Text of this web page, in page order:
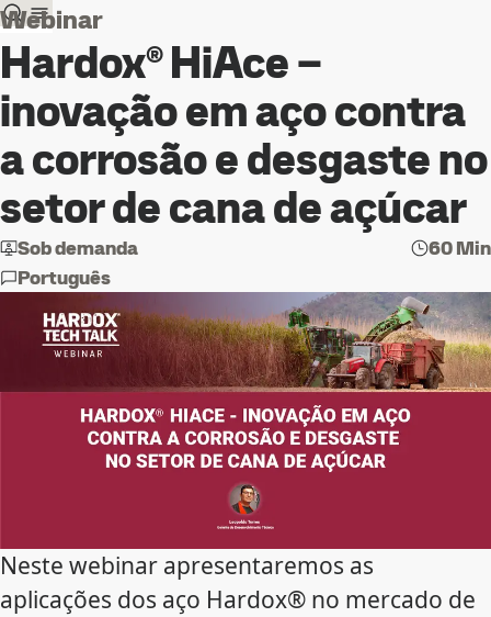
Webinar
Hardox® HiAce –
inovação em aço contra
a corrosão e desgaste no
setor de cana de açúcar
Sob demanda
Português
60 Min
Neste webinar apresentaremos as
aplicações dos aço Hardox® no mercado de